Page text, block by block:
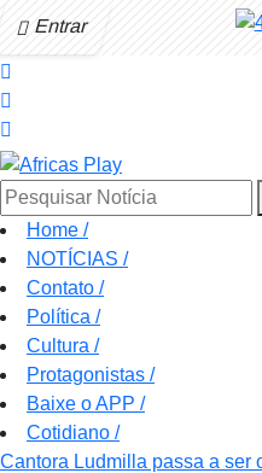
Entrar
Pesquisar Notícia
Home /
NOTÍCIAS /
Contato /
Política /
Cultura /
Protagonistas /
Baixe o APP /
Cotidiano /
Cantora Ludmilla passa a ser